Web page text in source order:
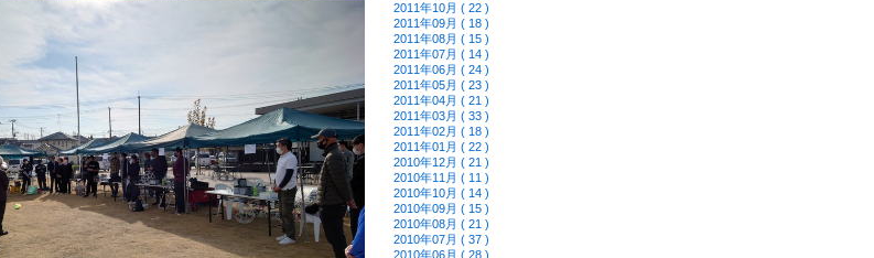
2011年10月 ( 22 )
2011年09月 ( 18 )
2011年08月 ( 15 )
2011年07月 ( 14 )
2011年06月 ( 24 )
2011年05月 ( 23 )
2011年04月 ( 21 )
2011年03月 ( 33 )
2011年02月 ( 18 )
2011年01月 ( 22 )
2010年12月 ( 21 )
2010年11月 ( 11 )
2010年10月 ( 14 )
2010年09月 ( 15 )
2010年08月 ( 21 )
2010年07月 ( 37 )
2010年06月 ( 28 )